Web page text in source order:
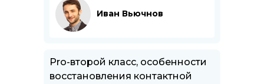
Иван Вьючнов
Pro-второй класс, особенности
восстановления контактной